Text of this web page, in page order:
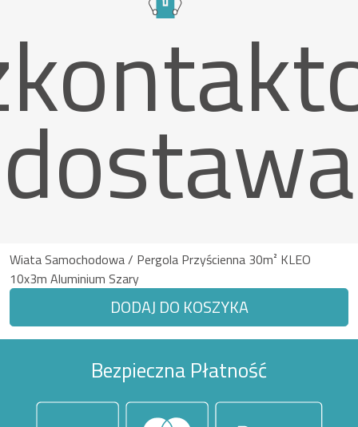
dostawa
Wiata Samochodowa / Pergola Przyścienna 30m² KLEO
10x3m Aluminium Szary
DODAJ DO KOSZYKA
Bezpieczna Płatność